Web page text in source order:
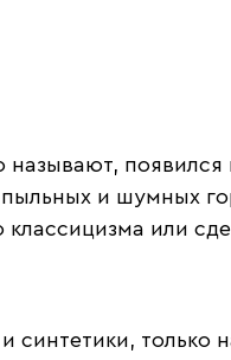
называют,
и шумных
классицизма или
синтетики, только